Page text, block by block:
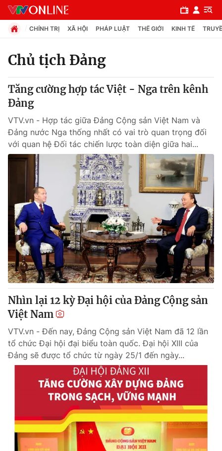
Chuyên mục
Chính trị
Xã hội
Pháp luật
Thế giới
Tin tức
Thế giới đó đây
Câu chuyện quốc tế
Kinh tế
Tài chính
Thị trường
Góc doanh nghiệp
Dữ liệu và đời sống
Truyền hình
Phim VTV
Hậu trường
Nhân vật
Khán giả
Giải sao mai
Giải trí
Điện ảnh
Đời sống
Chất lượng cuộc sống
Giáo dục
Học trực tuyến
Công nghệ
Hitech Công nghệ tương lai
Giao lưu trực tuyến
CHÍNH TRỊ XÃ HỘI PHÁP LUẬT THẾ GIỚI KINH TẾ
Chủ tịch Đảng
Tăng cường hợp tác Việt - Nga trên kênh
Đảng
VTV.vn - Hợp tác giữa Đảng Cộng sản Việt Nam và
Đảng nước Nga thống nhất có vai trò quan trọng đối
với quan hệ Đối tác chiến lược toàn diện giữa hai...
Nhìn lại 12 kỳ Đại hội của Đảng Cộng sản
Việt Nam
VTV.vn - Đến nay, Đảng Cộng sản Việt Nam đã 12 lần
tổ chức Đại hội đại biểu toàn quốc. Đại hội XIII của
Đảng sẽ được tổ chức từ ngày 25/1 đến ngày...